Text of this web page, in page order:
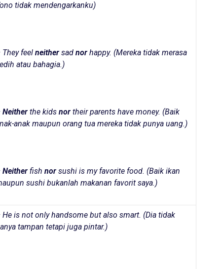
tidak mendengarkanku)
They feel neither sad nor happy. (Mereka tidak merasa
atau bahagia.)
Neither the kids nor their parents have money. (Baik
anak maupun orang tua mereka tidak punya uang.)
Neither fish nor sushi is my favorite food. (Baik ikan
sushi bukanlah makanan favorit saya.)
He is not only handsome but also smart. (Dia tidak
tampan tetapi juga pintar.)